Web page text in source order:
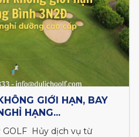
GIỚI HẠN, BAY
HẠNG...
GOLF Hủy dịch vụ từ